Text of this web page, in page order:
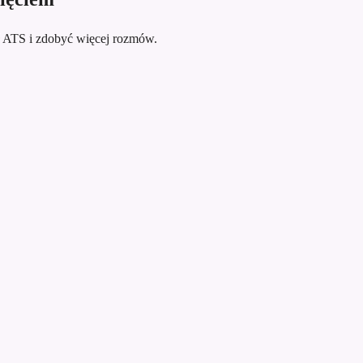
i zdobyć więcej rozmów.